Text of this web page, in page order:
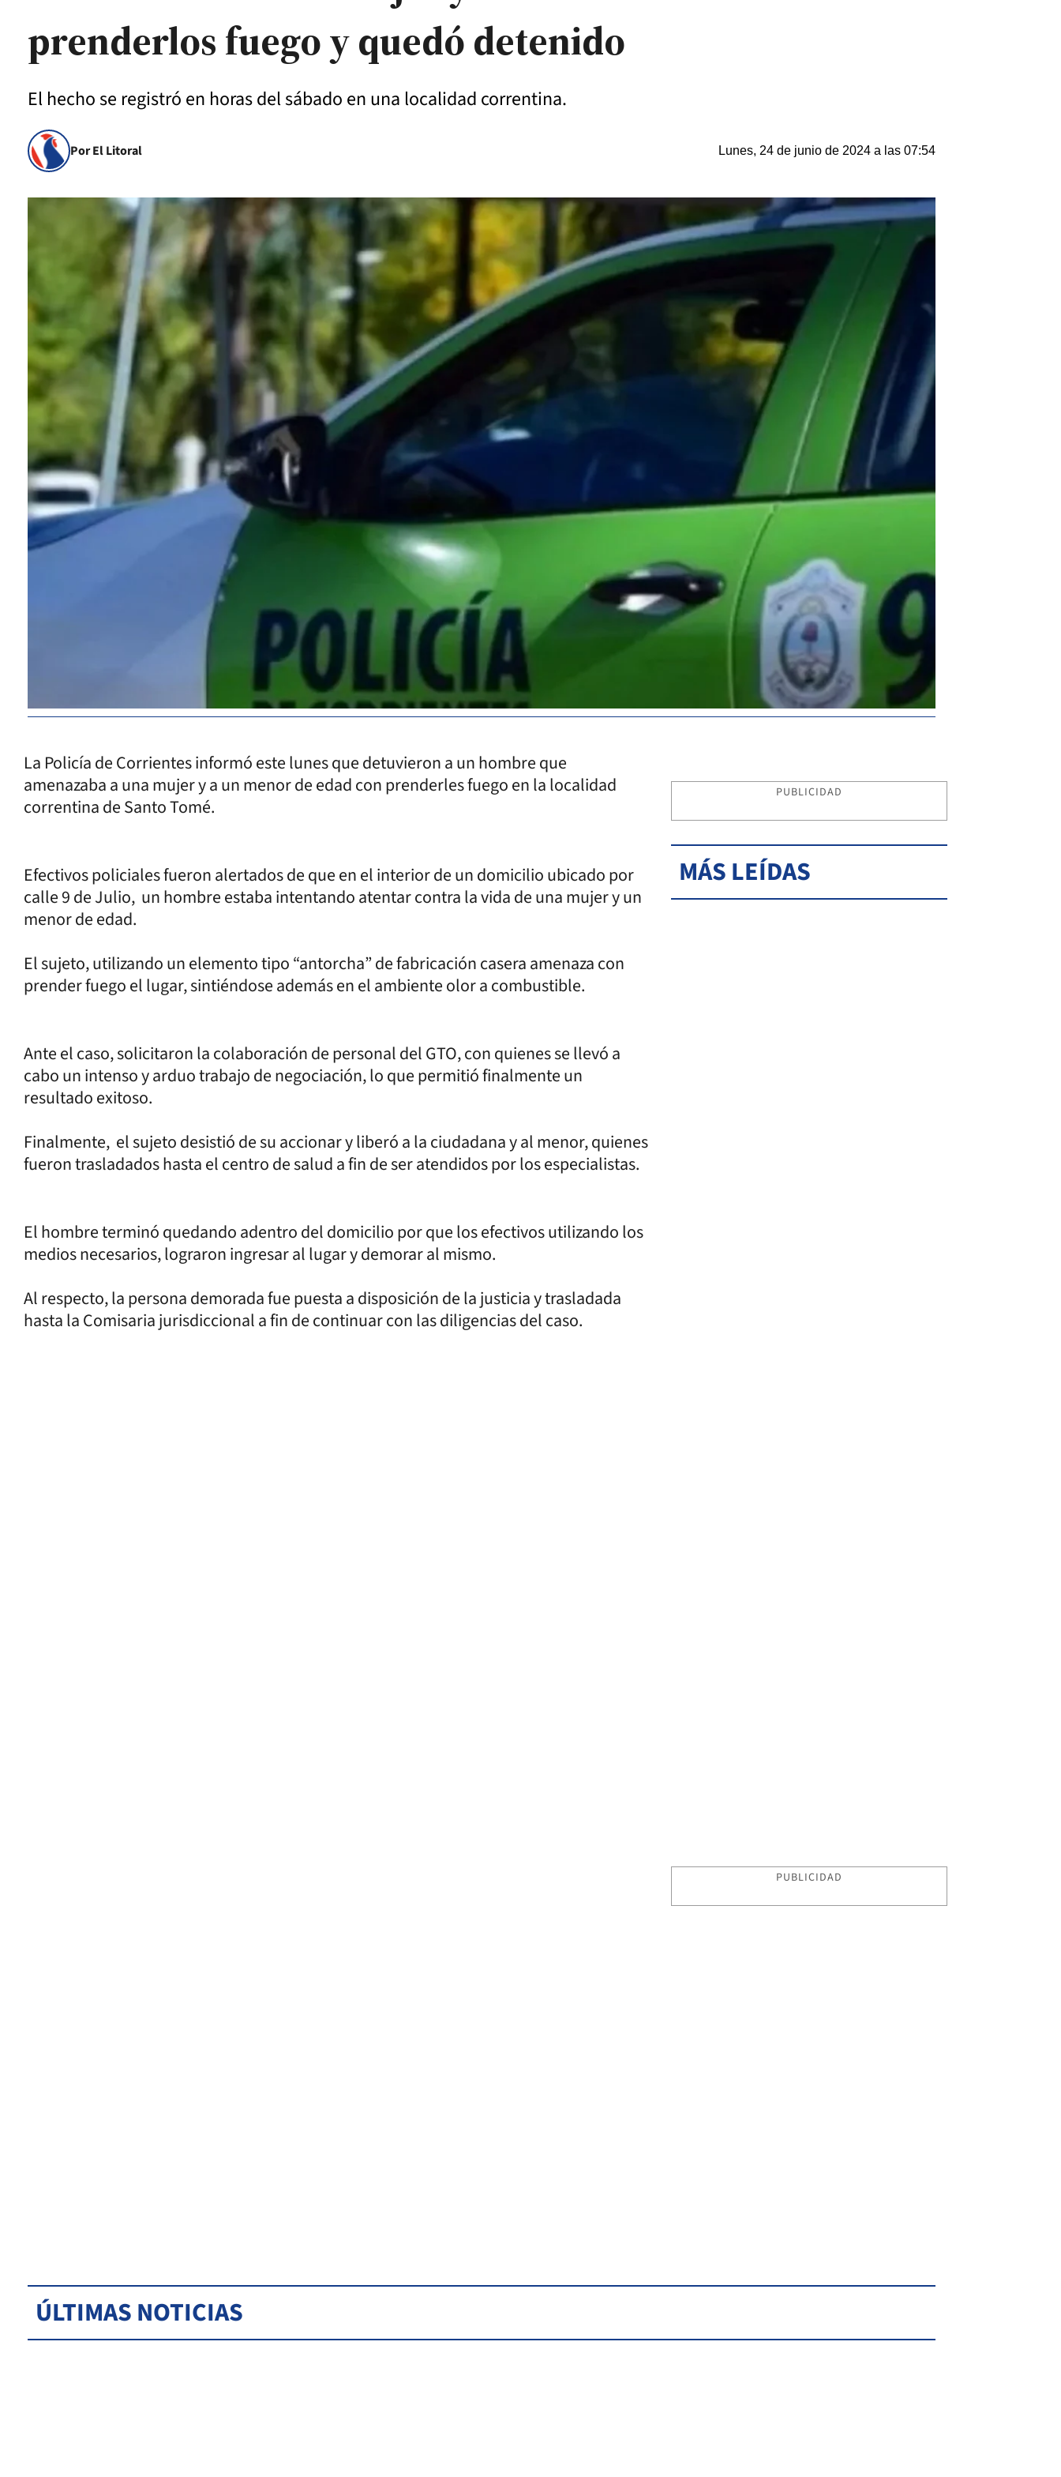
prenderlos fuego y quedó detenido
El hecho se registró en horas del sábado en una localidad correntina.
Por El Litoral Lunes, 24 de junio de 2024 a las 07:54
La Policía de Corrientes informó este lunes que detuvieron a un hombre que
amenazaba a una mujer y a un menor de edad con prenderles fuego en la localidad
correntina de Santo Tomé.
Efectivos policiales fueron alertados de que en el interior de un domicilio ubicado por
calle 9 de Julio, un hombre estaba intentando atentar contra la vida de una mujer y un
menor de edad.
El sujeto, utilizando un elemento tipo “antorcha” de fabricación casera amenaza con
prender fuego el lugar, sintiéndose además en el ambiente olor a combustible.
Ante el caso, solicitaron la colaboración de personal del GTO, con quienes se llevó a
cabo un intenso y arduo trabajo de negociación, lo que permitió finalmente un
resultado exitoso.
Finalmente, el sujeto desistió de su accionar y liberó a la ciudadana y al menor, quienes
fueron trasladados hasta el centro de salud a fin de ser atendidos por los especialistas.
El hombre terminó quedando adentro del domicilio por que los efectivos utilizando los
medios necesarios, lograron ingresar al lugar y demorar al mismo.
Al respecto, la persona demorada fue puesta a disposición de la justicia y trasladada
hasta la Comisaria jurisdiccional a fin de continuar con las diligencias del caso.
PUBLICIDAD
MÁS LEÍDAS
PUBLICIDAD
ÚLTIMAS NOTICIAS